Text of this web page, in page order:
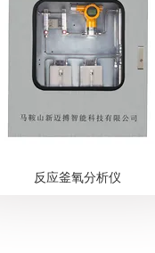
反应釜氧分析仪